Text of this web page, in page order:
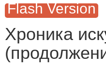
Flash Version
Хроника